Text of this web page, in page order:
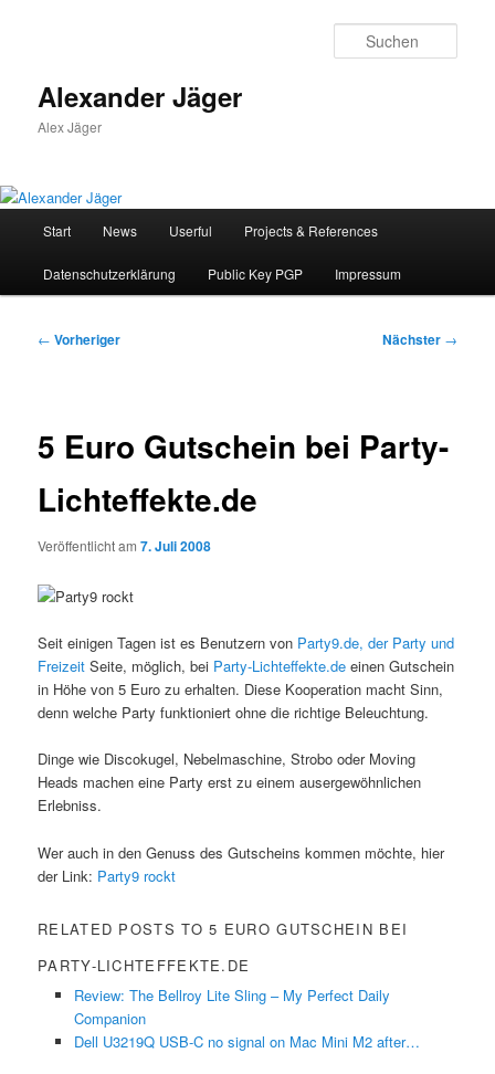
Alexander Jäger
Alex Jäger
Start News Userful Projects & References
Datenschutzerklärung Public Key PGP Impressum
Beitragsnavigation
← Vorheriger Nächster →
5 Euro Gutschein bei Party-
Lichteffekte.de
Veröffentlicht am7. Juli 2008
Seit einigen Tagen ist es Benutzern von Party9.de, der Party und
Freizeit Seite, möglich, bei Party-Lichteffekte.de einen Gutschein
in Höhe von 5 Euro zu erhalten. Diese Kooperation macht Sinn,
denn welche Party funktioniert ohne die richtige Beleuchtung.
Dinge wie Discokugel, Nebelmaschine, Strobo oder Moving
Heads machen eine Party erst zu einem ausergewöhnlichen
Erlebniss.
Wer auch in den Genuss des Gutscheins kommen möchte, hier
der Link: Party9 rockt
RELATED POSTS TO 5 EURO GUTSCHEIN BEI
PARTY-LICHTEFFEKTE.DE
Review: The Bellroy Lite Sling – My Perfect Daily
Companion
Dell U3219Q USB-C no signal on Mac Mini M2 after…